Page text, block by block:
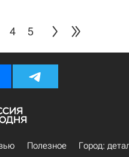
4 5
Полезное
Город: